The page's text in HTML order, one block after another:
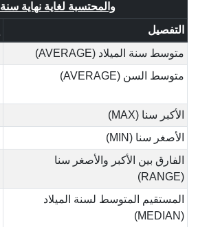
والمحتسبة لغاية نهاية سنة ٢٠١٤
التفصيل
متوسط سنة الميلاد (AVERAGE)
متوسط السن (AVERAGE)
الأكبر سنا (MAX)
الأصغر سنا (MIN)
الفارق بين الأكبر والأصغر سنا
(RANGE)
المستقيم المتوسط لسنة الميلاد
(MEDIAN)